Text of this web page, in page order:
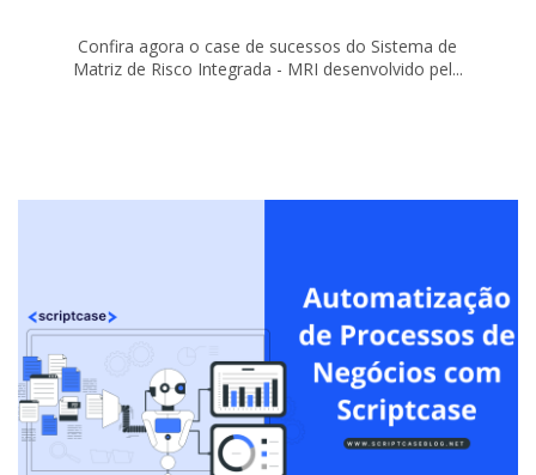
Confira agora o case de sucessos do Sistema de
Matriz de Risco Integrada - MRI desenvolvido pel...